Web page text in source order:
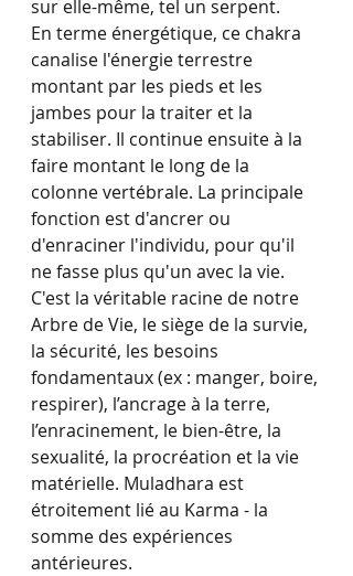
sur elle-même, tel un serpent.
En terme énergétique, ce chakra
canalise l'énergie terrestre
montant par les pieds et les
jambes pour la traiter et la
stabiliser. Il continue ensuite à la
faire montant le long de la
colonne vertébrale. La principale
fonction est d'ancrer ou
d'enraciner l'individu, pour qu'il
ne fasse plus qu'un avec la vie.
C'est la véritable racine de notre
Arbre de Vie, le siège de la survie,
la sécurité, les besoins
fondamentaux (ex : manger, boire,
respirer), l’ancrage à la terre,
l’enracinement, le bien-être, la
sexualité, la procréation et la vie
matérielle. Muladhara est
étroitement lié au Karma - la
somme des expériences
antérieures.